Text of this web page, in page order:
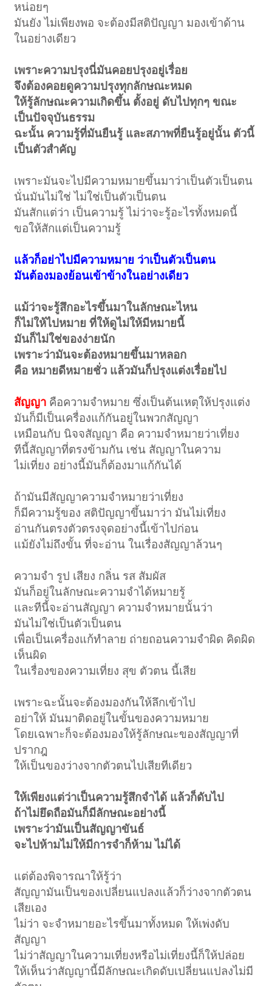
หน่อยๆ
มันยัง ไม่เพียงพอ จะต้องมีสติปัญญา มองเข้าด้าน
ในอย่างเดียว
เพราะความปรุงนี่มันคอยปรุงอยู่เรื่อย
จึงต้องคอยดูความปรุงทุกลักษณะหมด
ให้รู้ลักษณะความเกิดขึ้น ตั้งอยู่ ดับไปทุกๆ ขณะ
เป็นปัจจุบันธรรม
ฉะนั้น ความรู้ที่มันยืนรู้ และสภาพที่ยืนรู้อยู่นั้น ตัวนี้
เป็นตัวสำคัญ
เพราะมันจะไปมีความหมายขึ้นมาว่าเป็นตัวเป็นตน
นั่นมันไม่ใช่ ไม่ใช่เป็นตัวเป็นตน
มันสักแต่ว่า เป็นความรู้ ไม่ว่าจะรู้อะไรทั้งหมดนี้
ขอให้สักแต่เป็นความรู้
แล้วก็อย่าไปมีความหมาย ว่าเป็นตัวเป็นตน
มันต้องมองย้อนเข้าข้างในอย่างเดียว
แม้ว่าจะรู้สึกอะไรขึ้นมาในลักษณะไหน
ก็ไม่ให้ไปหมาย ที่ให้ดูไม่ให้มีหมายนี้
มันก็ไม่ใช่ของง่ายนัก
เพราะว่ามันจะต้องหมายขึ้นมาหลอก
คือ หมายดีหมายชั่ว แล้วมันก็ปรุงแต่งเรื่อยไป
สัญญา คือความจำหมาย ซึ่งเป็นต้นเหตุให้ปรุงแต่ง
มันก็มีเป็นเครื่องแก้กันอยู่ในพวกสัญญา
เหมือนกับ นิจจสัญญา คือ ความจำหมายว่าเที่ยง
ทีนี้สัญญาที่ตรงข้ามกัน เช่น สัญญาในความ
ไม่เที่ยง อย่างนี้มันก็ต้องมาแก้กันได้
ถ้ามันมีสัญญาความจำหมายว่าเที่ยง
ก็มีความรู้ของ สติปัญญาขึ้นมาว่า มันไม่เที่ยง
อ่านกันตรงตัวตรงจุดอย่างนี้เข้าไปก่อน
แม้ยังไม่ถึงขั้น ที่จะอ่าน ในเรื่องสัญญาล้วนๆ
ความจำ รูป เสียง กลิ่น รส สัมผัส
มันก็อยู่ในลักษณะความจำได้หมายรู้
และทีนี้จะอ่านสัญญา ความจำหมายนั้นว่า
มันไม่ใช่เป็นตัวเป็นตน
เพื่อเป็นเครื่องแก้ทำลาย ถ่ายถอนความจำผิด คิดผิด
เห็นผิด
ในเรื่องของความเที่ยง สุข ตัวตน นี้เสีย
เพราะฉะนั้นจะต้องมองกันให้ลึกเข้าไป
อย่าให้ มันมาติดอยู่ในขั้นของความหมาย
โดยเฉพาะก็จะต้องมองให้รู้ลักษณะของสัญญาที่
ปรากฎ
ให้เป็นของว่างจากตัวตนไปเสียทีเดียว
ให้เพียงแต่ว่าเป็นความรู้สึกจำได้ แล้วก็ดับไป
ถ้าไม่ยึดถือมันก็มีลักษณะอย่างนี้
เพราะว่ามันเป็นสัญญาขันธ์
จะไปห้ามไม่ให้มีการจำก็ห้าม ไม่ได้
แต่ต้องพิจารณาให้รู้ว่า
สัญญามันเป็นของเปลี่ยนแปลงแล้วก็ว่างจากตัวตน
เสียเอง
ไม่ว่า จะจำหมายอะไรขึ้นมาทั้งหมด ให้เพ่งดับ
สัญญา
ไม่ว่าสัญญาในความเที่ยงหรือไม่เที่ยงนี้ก็ให้ปล่อย
ให้เห็นว่าสัญญานี้มีลักษณะเกิดดับเปลี่ยนแปลงไม่มี